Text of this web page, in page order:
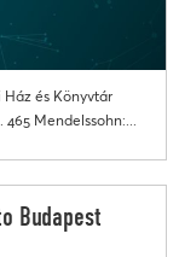
és Könyvtár
Mendelssohn:...
Budapest